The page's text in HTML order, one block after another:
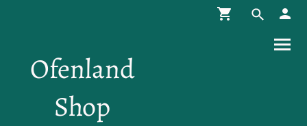
Ofenland
Shop